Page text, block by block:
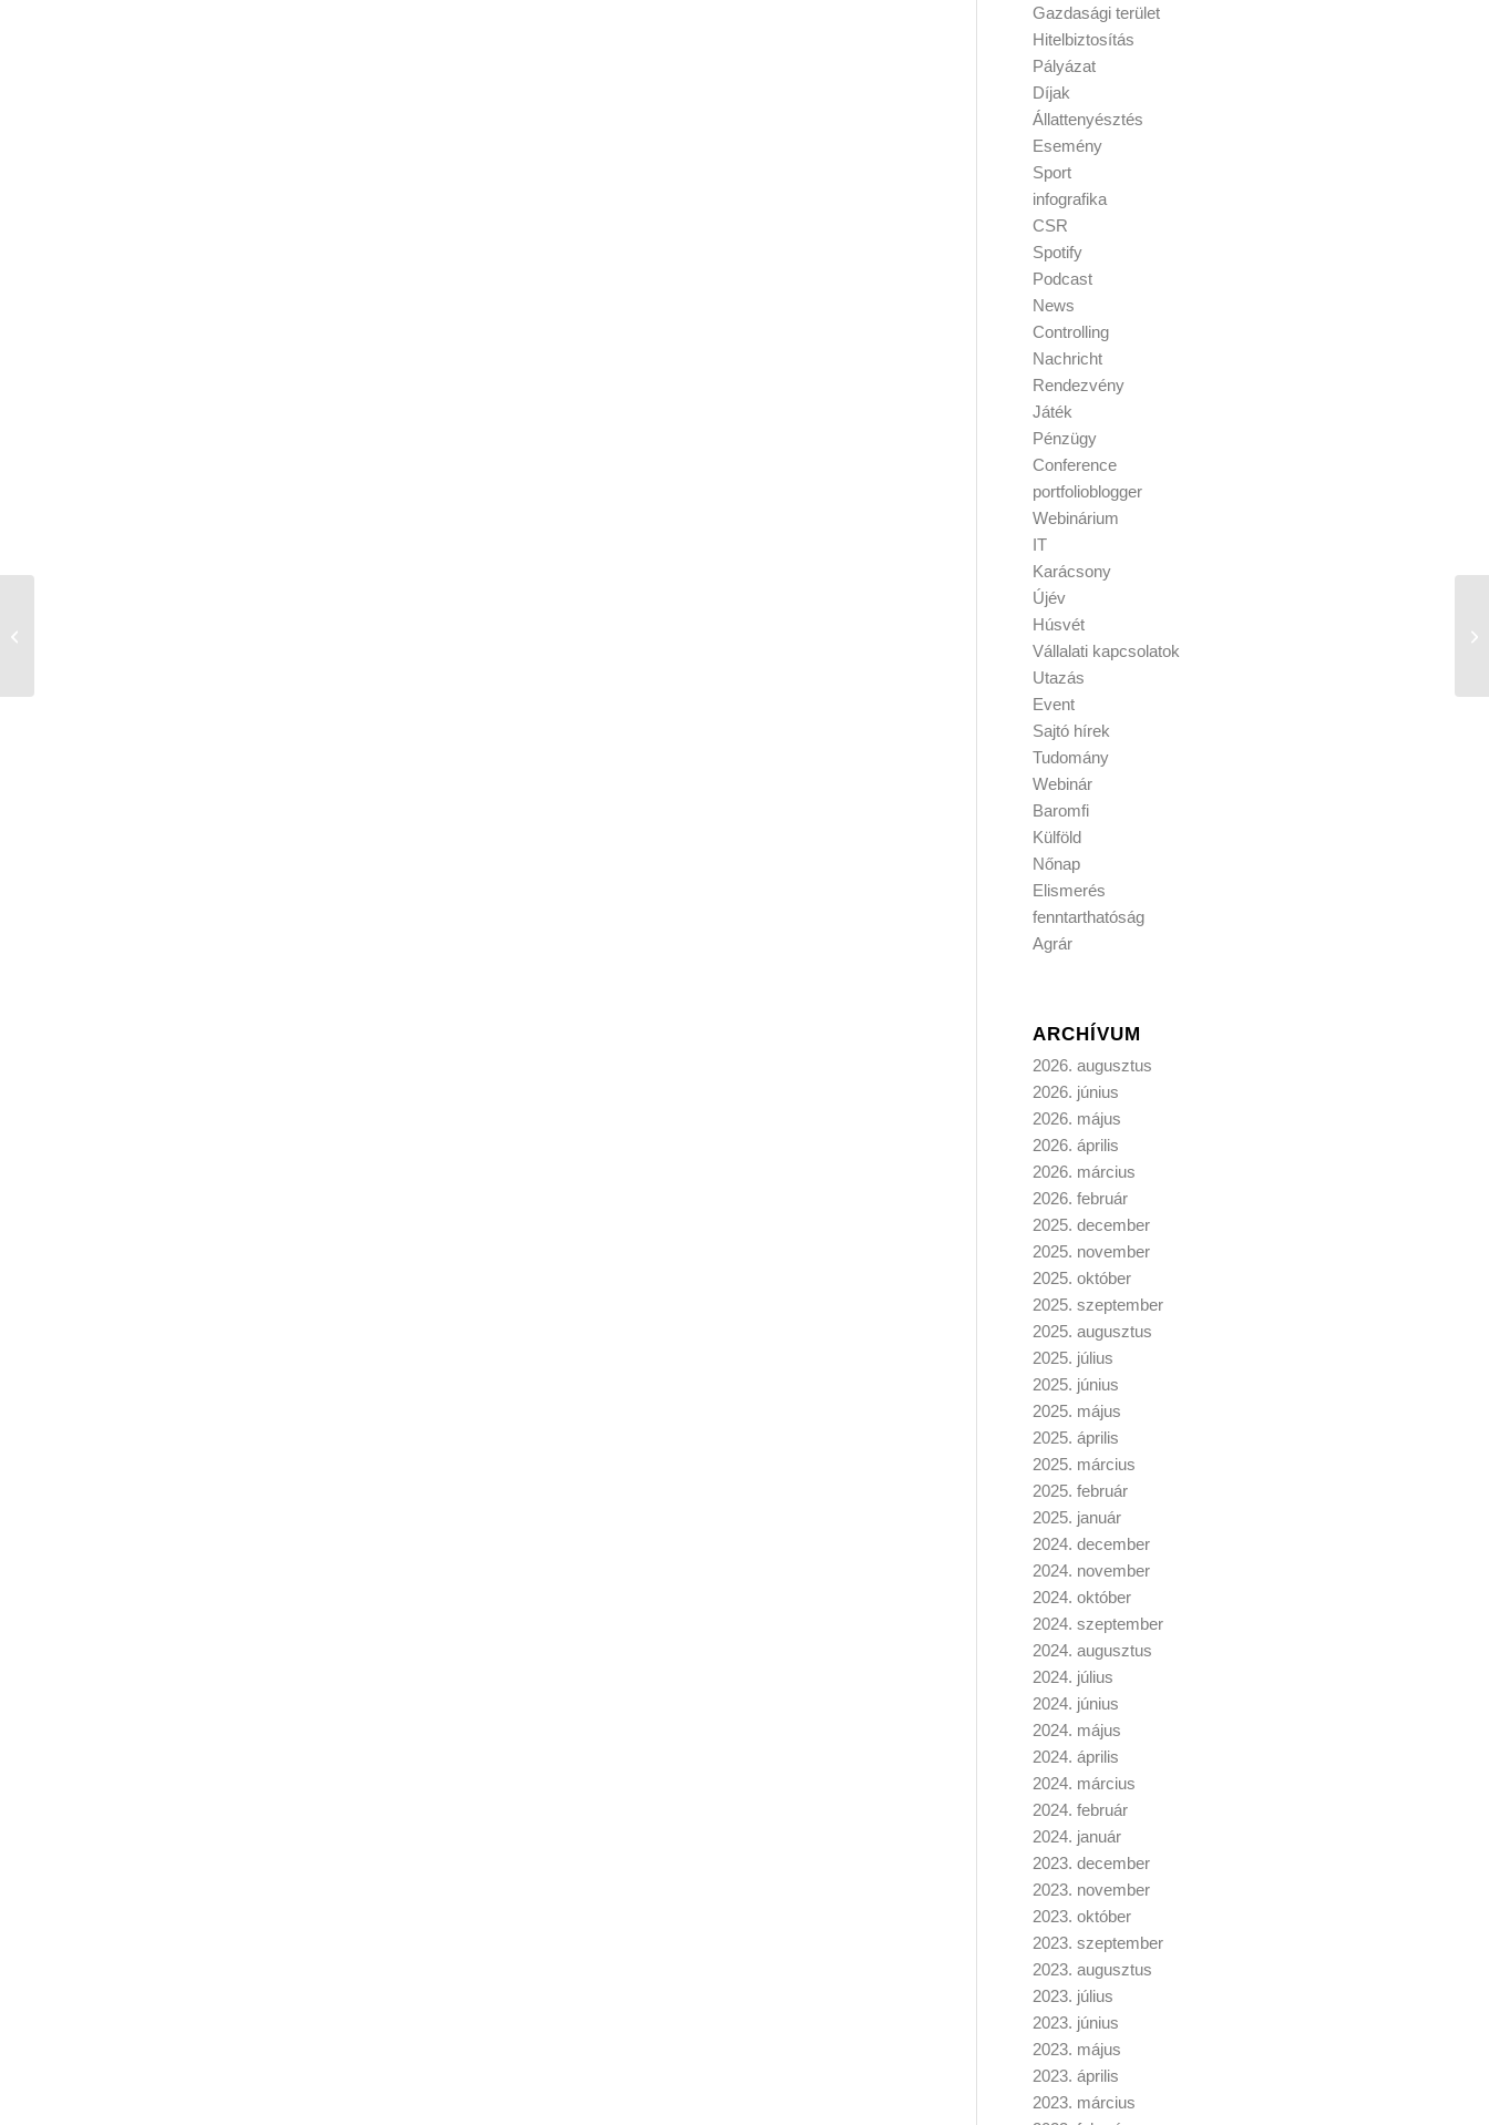
Gazdasági terület
Hitelbiztosítás
Pályázat
Díjak
Állattenyésztés
Esemény
Sport
infografika
CSR
Spotify
Podcast
News
Controlling
Nachricht
Rendezvény
Játék
Pénzügy
Conference
portfolioblogger
Webinárium
IT
Karácsony
Újév
Húsvét
Vállalati kapcsolatok
Utazás
Event
Sajtó hírek
Tudomány
Webinár
Baromfi
Külföld
Nőnap
Elismerés
fenntarthatóság
Agrár
ARCHÍVUM
2026. augusztus
2026. június
2026. május
2026. április
2026. március
2026. február
2025. december
2025. november
2025. október
2025. szeptember
2025. augusztus
2025. július
2025. június
2025. május
2025. április
2025. március
2025. február
2025. január
2024. december
2024. november
2024. október
2024. szeptember
2024. augusztus
2024. július
2024. június
2024. május
2024. április
2024. március
2024. február
2024. január
2023. december
2023. november
2023. október
2023. szeptember
2023. augusztus
2023. július
2023. június
2023. május
2023. április
2023. március